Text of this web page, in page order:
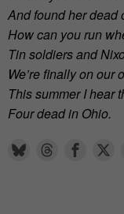
And found her dead
How can you run
Tin soldiers and
We’re finally on our
This summer I hear
Four dead in Ohio.